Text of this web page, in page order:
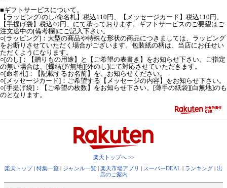
■ギフトサービスについて。
【ラッピング/のし/命名札】税込110円、【メッセージカード】税込110円、
【手提げ袋】税込40円、にて承っております。ギフトサービスのご要望はご
注文途中の[備考欄]にご記入下さい。
○[ラッピング]：大型の商品や特殊な形状の商品につきましては、ラッピング
をお断りさせていただく場合がございます。包装紙の柄は、当店にお任せい
ただくようになります。
○[のし]：【贈りもの用途】と【ご希望の表書き】をお知らせ下さい。ご指定
の無い場合は、[蝶結び/無地][外のし]にて対応させていただきます。
○[命名札]：【記載するお名前】を、お知らせください。
○[メッセージカード]：ご希望する【メッセージの内容】をお知らせ下さい。
○[手提げ袋]：【ご希望の枚数】をお知らせ下さい。[薄手の紙袋][白無地]のも
のとなります。
楽天トップへ >>
楽天トップ| 特集一覧 | ジャンル一覧 | 楽天市場アプリ | スーパーDEAL | ランキング | 出
店のご案内